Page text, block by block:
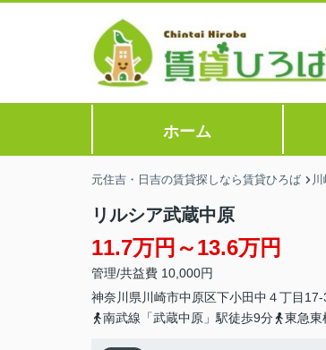
ホーム
元住吉・日吉の賃貸探しなら賃貸ひろば
リルシア武蔵中原
11.7万円～13.6万円
管理/共益費 10,000円
神奈川県 川崎市中原区下小田中 ４丁目17-
南武線「武蔵中原」駅徒歩9分
東急東